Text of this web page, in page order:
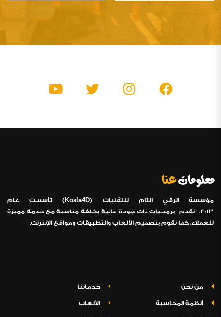
معلوماتعنا
مؤسسة الرقي التام للتقنيات (Koala4D ) تأسست عام
2013. نقدم برمجيات ذات جودة عالية بكلفة مناسبة مع خدمة مميزة
للعملاء، كما نقوم بتصميم الألعاب والتطبيقات ومواقع الإنترنت.
من نحن خدماتنا
أنظمة المحاسبة الألعاب